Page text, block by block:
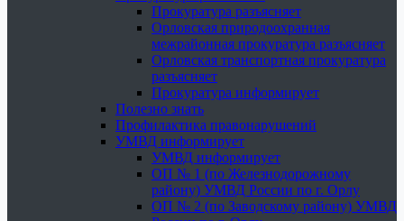
Прокуратура разъясняет
Орловская природоохранная
межрайонная прокуратура разъясняет
Орловская транспортная прокуратура
разъясняет
Прокуратура информирует
Полезно знать
Профилактика правонарушений
УМВД информирует
УМВД информирует
ОП № 1 (по Железнодорожному
району) УМВД России по г. Орлу
ОП № 2 (по Заводскому району) УМВД